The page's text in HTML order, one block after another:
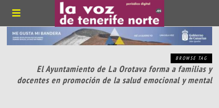
BROWSE TAG
El Ayuntamiento de La Orotava forma a familias y
docentes en promoción de la salud emocional y mental